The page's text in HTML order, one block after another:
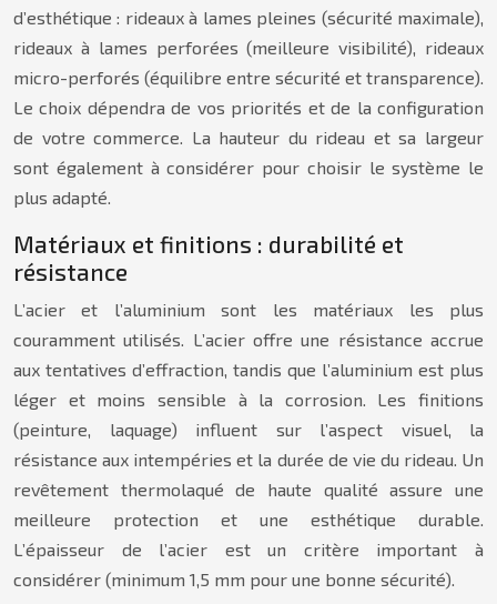
d’esthétique : rideaux à lames pleines (sécurité maximale),
rideaux à lames perforées (meilleure visibilité), rideaux
micro-perforés (équilibre entre sécurité et transparence).
Le choix dépendra de vos priorités et de la configuration
de votre commerce. La hauteur du rideau et sa largeur
sont également à considérer pour choisir le système le
plus adapté.
Matériaux et finitions : durabilité et
résistance
L’acier et l’aluminium sont les matériaux les plus
couramment utilisés. L’acier offre une résistance accrue
aux tentatives d’effraction, tandis que l’aluminium est plus
léger et moins sensible à la corrosion. Les finitions
(peinture, laquage) influent sur l’aspect visuel, la
résistance aux intempéries et la durée de vie du rideau. Un
revêtement thermolaqué de haute qualité assure une
meilleure protection et une esthétique durable.
L’épaisseur de l’acier est un critère important à
considérer (minimum 1,5 mm pour une bonne sécurité).